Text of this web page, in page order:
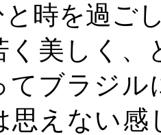
時を過ご
美しく、
てブラジ
思えない感